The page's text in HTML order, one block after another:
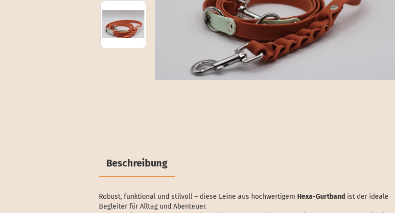
Beschreibung
Robust, funktional und stilvoll – diese Leine aus hochwertigem Hexa-Gurtband ist der ideale
Begleiter für Alltag und Abenteuer.